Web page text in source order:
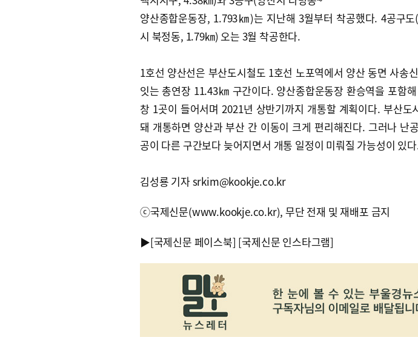
양산종합운동장, 1.793㎞)는 지난해 3월부터 착공했다. 4공구도
시 북정동, 1.79㎞) 오는 3월 착공한다.
1호선 양산선은 부산도시철도 1호선 노포역에서 양산 동면 사송
잇는 총연장 11.43㎞ 구간이다. 양산종합운동장 환승역을 포함
창 1곳이 들어서며 2021년 상반기까지 개통할 계획이다. 부산도
돼 개통하면 양산과 부산 간 이동이 크게 편리해진다. 그러나 난
공이 다른 구간보다 늦어지면서 개통 일정이 미뤄질 가능성이 있
김성룡 기자 srkim@kookje.co.kr
ⓒ국제신문(www.kookje.co.kr), 무단 전재 및 재배포 금지
▶[국제신문 페이스북] [국제신문 인스타그램]